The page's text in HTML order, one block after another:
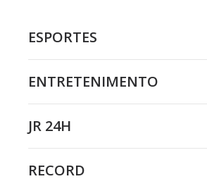
ESPORTES
ENTRETENIMENTO
JR 24H
RECORD